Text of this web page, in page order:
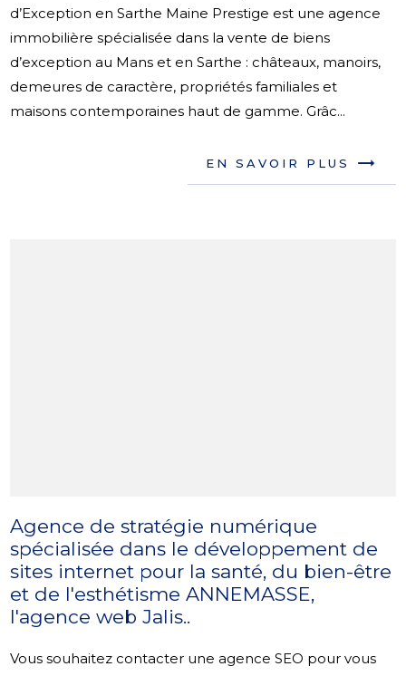
d’Exception en Sarthe Maine Prestige est une agence
immobilière spécialisée dans la vente de biens
d’exception au Mans et en Sarthe : châteaux, manoirs,
demeures de caractère, propriétés familiales et
maisons contemporaines haut de gamme. Grâc...
EN SAVOIR PLUS
Agence de stratégie numérique
spécialisée dans le développement de
sites internet pour la santé, du bien-être
et de l'esthétisme ANNEMASSE,
l'agence web Jalis..
Vous souhaitez contacter une agence SEO pour vous